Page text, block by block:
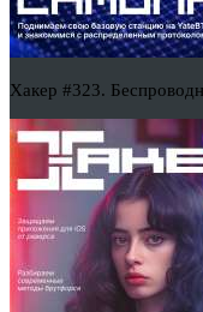
Хакер #323.